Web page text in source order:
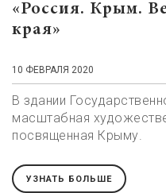
«Россия. Крым.
края»
10 ФЕВРАЛЯ 2020
В здании
масштабная
посвященная Крыму.
УЗНАТЬ БОЛЬШЕ